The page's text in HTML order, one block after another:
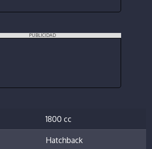
PUBLICIDAD
1800 cc
Hatchback